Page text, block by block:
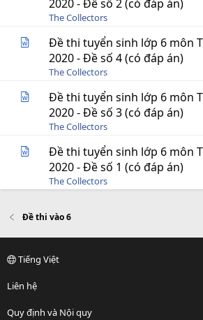
2020 - Đề số 2 (có đáp án)
The Collectors
Đề thi tuyển sinh lớp 6 môn
2020 - Đề số 4 (có đáp án)
The Collectors
Đề thi tuyển sinh lớp 6 môn
2020 - Đề số 3 (có đáp án)
The Collectors
Đề thi tuyển sinh lớp 6 môn
2020 - Đề số 1 (có đáp án)
The Collectors
Đề thi vào 6
Tiếng Việt
Liên hệ
Quy định và Nội quy